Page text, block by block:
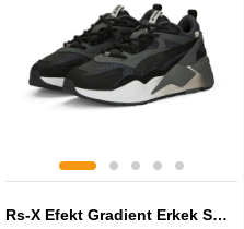
Rs-X Efekt Gradient Erkek Sneaker